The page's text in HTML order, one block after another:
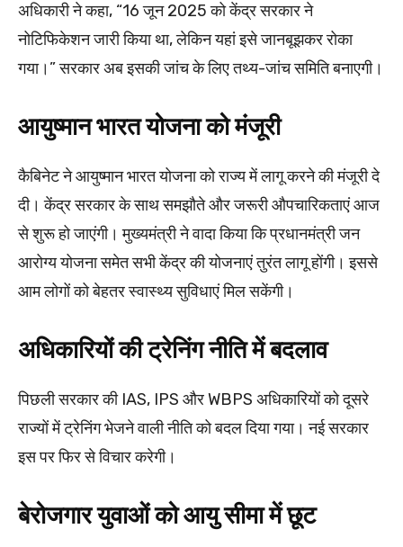
अधिकारी ने कहा, “16 जून 2025 को केंद्र सरकार ने
नोटिफिकेशन जारी किया था, लेकिन यहां इसे जानबूझकर रोका
गया।” सरकार अब इसकी जांच के लिए तथ्य-जांच समिति बनाएगी।
आयुष्मान भारत योजना को मंजूरी
कैबिनेट ने आयुष्मान भारत योजना को राज्य में लागू करने की मंजूरी दे
दी। केंद्र सरकार के साथ समझौते और जरूरी औपचारिकताएं आज
से शुरू हो जाएंगी। मुख्यमंत्री ने वादा किया कि प्रधानमंत्री जन
आरोग्य योजना समेत सभी केंद्र की योजनाएं तुरंत लागू होंगी। इससे
आम लोगों को बेहतर स्वास्थ्य सुविधाएं मिल सकेंगी।
अधिकारियों की ट्रेनिंग नीति में बदलाव
पिछली सरकार की IAS, IPS और WBPS अधिकारियों को दूसरे
राज्यों में ट्रेनिंग भेजने वाली नीति को बदल दिया गया। नई सरकार
इस पर फिर से विचार करेगी।
बेरोजगार युवाओं को आयु सीमा में छूट